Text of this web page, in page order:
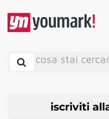
cosa stai
iscriviti